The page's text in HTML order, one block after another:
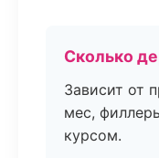
Сколько
Зависит от
мес,
курсом.